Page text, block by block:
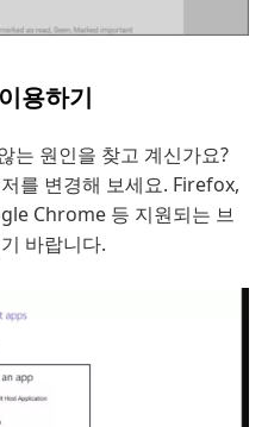
용하기
는 원인을 찾고 계신가요?
를 변경해 보세요. Firefox,
Chrome 등 지원되는 브
바랍니다.